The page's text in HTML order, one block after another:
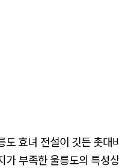
효녀 전설이 깃든 촛
부족한 울릉도의 특성